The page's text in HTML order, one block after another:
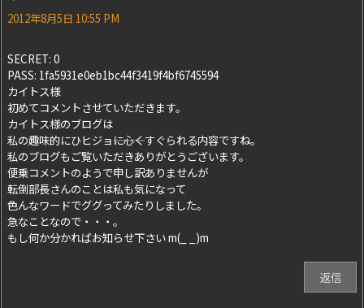
2012年8月5日 10:55 PM
SECRET: 0
PASS: 1fa5931e0eb1bc44f3419f4bf6745594
カイトス様
初めてコメントさせていただきます。
カイトス様のブログは
私の趣味的にひヒジョ―――に心くすぐられる内容ですね。
私のブログもご覧いただきありがとうございます。
便乗コメントのようで申し訳ありませんが
転倒部長さんのことは私も気になって
色んなワードでググってみたりしました。
急なことなので・・・。
もし何か分かればお知らせ下さい m(_ _)m
返信